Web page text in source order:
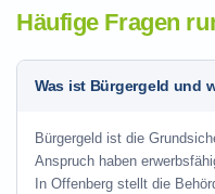
Häufige Fragen
Was ist Bürgergeld und
Bürgergeld ist die
Anspruch haben
In Offenberg stellt die